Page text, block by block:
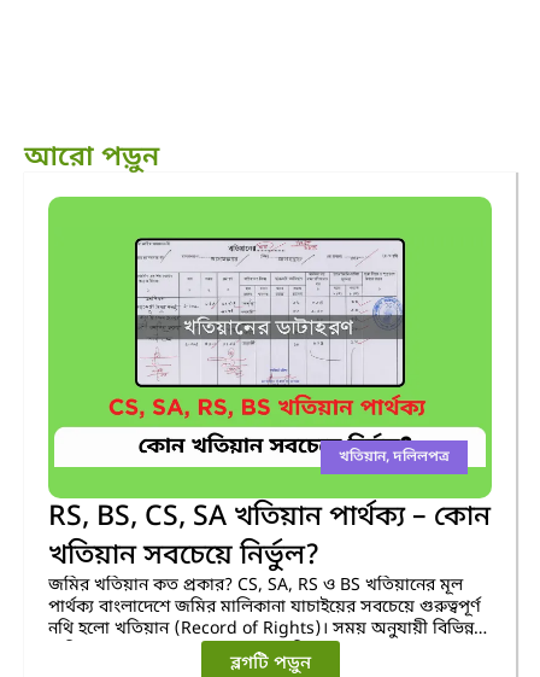
আরো পড়ুন
খতিয়ান,দলিলপত্র
RS, BS, CS, SA খতিয়ান পার্থক্য – কোন
খতিয়ান সবচেয়ে নির্ভুল?
জমির খতিয়ান কত প্রকার? CS, SA, RS ও BS খতিয়ানের মূল
পার্থক্য বাংলাদেশে জমির মালিকানা যাচাইয়ের সবচেয়ে গুরুত্বপূর্ণ
নথি হলো খতিয়ান (Record of Rights)। সময় অনুযায়ী বিভিন্ন
জরিপ চালানো হয়েছে—এ কারণে খতিয়ানের নামও আলাদা: CS,
ব্লগটি পড়ুন